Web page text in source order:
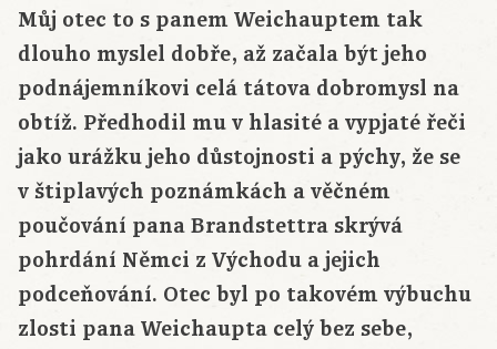
Můj otec to s panem Weichauptem tak
dlouho myslel dobře, až začala být jeho
podnájemníkovi celá tátova dobromysl na
obtíž. Předhodil mu v hlasité a vypjaté řeči
jako urážku jeho důstojnosti a pýchy, že se
v štiplavých poznámkách a věčném
poučování pana Brandstettra skrývá
pohrdání Němci z Východu a jejich
podceňování. Otec byl po takovém výbuchu
zlosti pana Weichaupta celý bez sebe,